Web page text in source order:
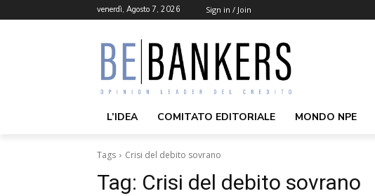
venerdì, Agosto 7, 2026 Sign in / Join
L’IDEA COMITATO EDITORIALE MONDO NPE
Tags Crisi del debito sovrano
Tag: Crisi del debito sovrano